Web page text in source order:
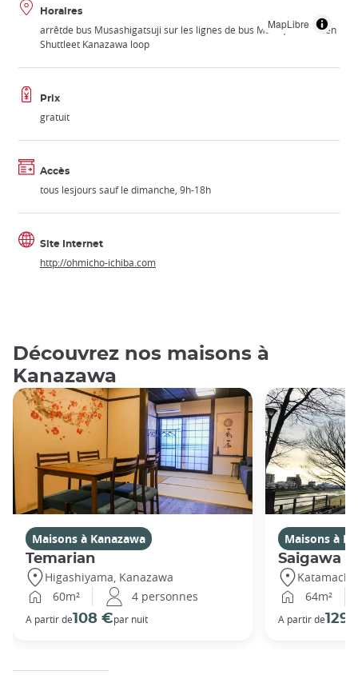
MapLibre
Horaires
arrêtde bus Musashigatsuji sur les lignes de bus Machi, Kenrokuen
Shuttleet Kanazawa loop
Prix
gratuit
Accès
tous lesjours sauf le dimanche, 9h-18h
Site Internet
http://ohmicho-ichiba.com
Découvrez nos maisons à
Kanazawa
Maisons à Kanazawa
Temarian
Higashiyama, Kanazawa
60m²
4 personnes
A partir de108 €par nuit
Maisons à
Saigawa
64m²
A partir de129